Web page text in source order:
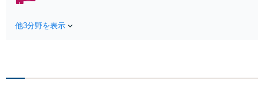
お店の風評被害対
他3分野を表示